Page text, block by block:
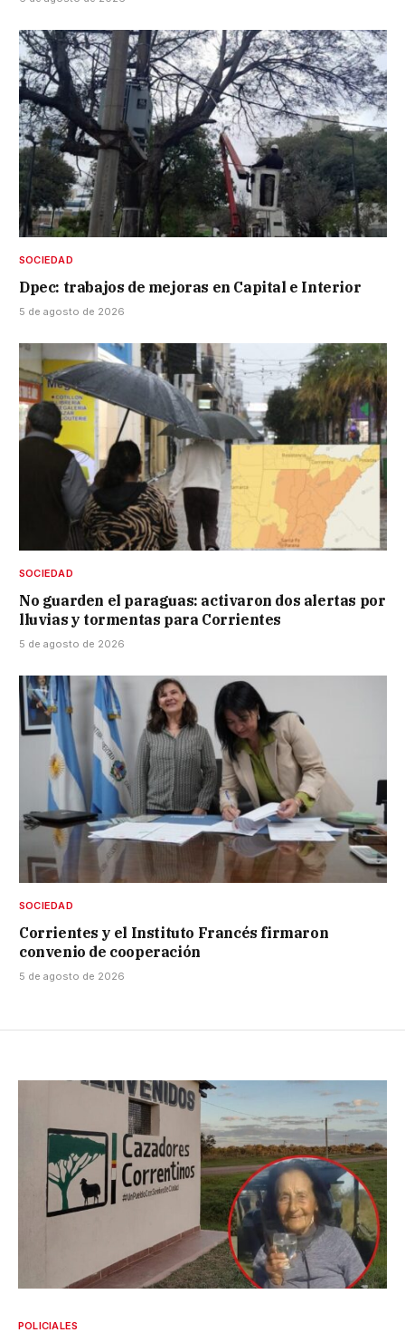
SOCIEDAD
Dpec: trabajos de mejoras en Capital e Interior
5 de agosto de 2026
SOCIEDAD
No guarden el paraguas: activaron dos alertas por
lluvias y tormentas para Corrientes
5 de agosto de 2026
SOCIEDAD
Corrientes y el Instituto Francés firmaron
convenio de cooperación
5 de agosto de 2026
POLICIALES